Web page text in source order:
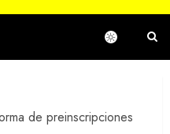
de preinscripciones